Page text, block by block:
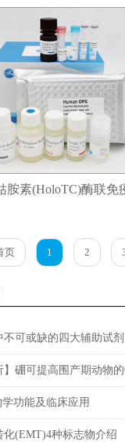
页 1 2
不可或缺的四大辅助试剂
】硼可提高围产期动物
学功能及临床应用
化(EMT)4种标志物介绍